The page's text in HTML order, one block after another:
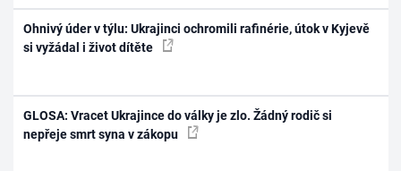
Ohnivý úder v týlu: Ukrajinci ochromili rafinérie, útok v Kyjevě
si vyžádal i život dítěte
GLOSA: Vracet Ukrajince do války je zlo. Žádný rodič si
nepřeje smrt syna v zákopu